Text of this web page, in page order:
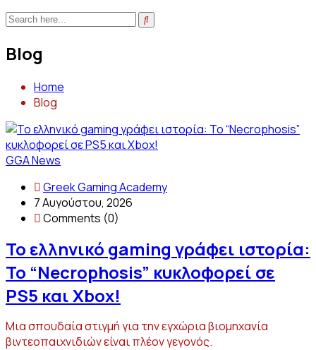
Blog
Home
Blog
GGA News
Greek Gaming Academy
7 Αυγούστου, 2026
Comments (0)
Το ελληνικό gaming γράφει ιστορία:
Το “Necrophosis” κυκλοφορεί σε
PS5 και Xbox!
Μια σπουδαία στιγμή για την εγχώρια βιομηχανία
βιντεοπαιχνιδιών είναι πλέον γεγονός.